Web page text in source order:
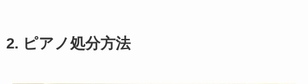
2. ピアノ処分方法